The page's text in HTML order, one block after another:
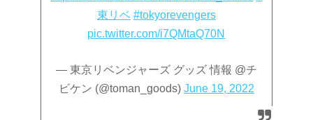
東リベ #tokyorevengers
pic.twitter.com/i7QMtaQ70N
— 東京リベンジャーズ グッズ 情報 @チ
ビケン (@toman_goods) June 19, 2022